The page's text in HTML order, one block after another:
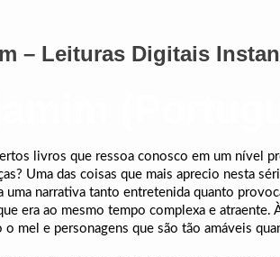
– Leituras Digitais
livros que ressoa conosco em um nível
Uma das coisas que mais aprecio nesta
uma narrativa tanto entretenida quanto
era ao mesmo tempo complexa e
o mel e personagens que são tão amáveis